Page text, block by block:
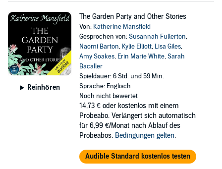
Reinhören
The Garden Party and Other Stories
Von: Katherine Mansfield
Gesprochen von:Susannah Fullerton,
Naomi Barton, Kylie Elliott, Lisa Giles,
Amy Soakes, Erin Marie White,Sarah
Bacaller
Spieldauer: 6 Std. und 59 Min.
Sprache: Englisch
Noch nicht bewertet
14,73 € oder kostenlos mit einem
Probeabo. Verlängert sich automatisch
für 6,99 €/Monat nach Ablauf des
Probeabos. Bedingungen gelten.
Audible Standard kostenlos testen